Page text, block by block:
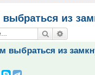
из
Поиск
выбраться из